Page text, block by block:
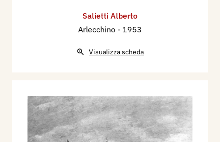
Salietti Alberto
Arlecchino - 1953
Visualizza scheda